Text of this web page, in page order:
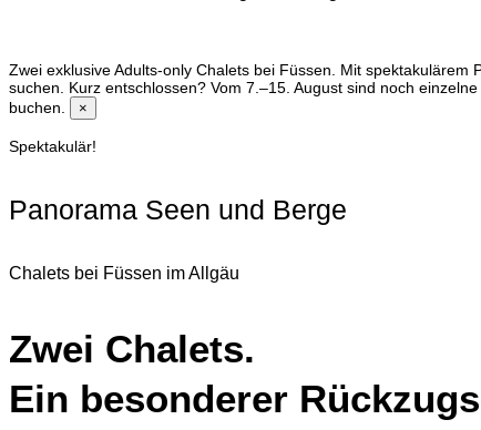
Zwei exklusive Adults-only Chalets bei Füssen. Mit spektakulärem
suchen. Kurz entschlossen? Vom 7.–15. August sind noch
buchen.
×
Spektakulär!
Panorama Seen und Berge
Chalets bei Füssen im Allgäu
Zwei Chalets.
Ein besonderer